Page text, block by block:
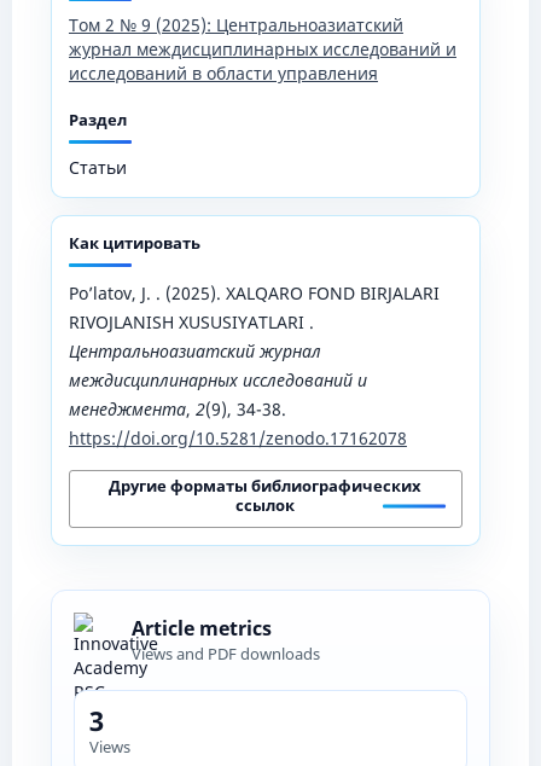
Том 2 № 9 (2025): Центральноазиатский
журнал междисциплинарных исследований и
исследований в области управления
Раздел
Статьи
Как цитировать
Po’latov, J. . (2025). XALQARO FOND BIRJALARI
RIVOJLANISH XUSUSIYATLARI .
Центральноазиатский журнал
междисциплинарных исследований и
менеджмента, 2(9), 34-38.
https://doi.org/10.5281/zenodo.17162078
Другие форматы библиографических
ссылок
Article metrics
Views and PDF downloads
3
Views